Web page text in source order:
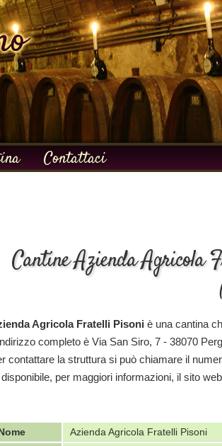
Contattaci
Cantine Azienda Agricola
Agricola Fratelli Pisoni è una cantina
completo è Via San Siro, 7 - 38070
contattare la struttura si può chiamare il
per maggiori informazioni, il sito
Azienda Agricola Fratelli Pisoni